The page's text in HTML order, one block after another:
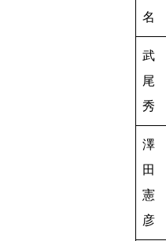
名
武
尾
秀
澤
田
憲
彦